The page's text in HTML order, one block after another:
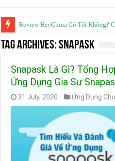
Review HeyChina Có Tốt Không?
Tag Archives:Snapask
Snapask Là Gì? Tổng
Ứng Dụng Gia Sư
31 July, 2020 Ứng Dụng